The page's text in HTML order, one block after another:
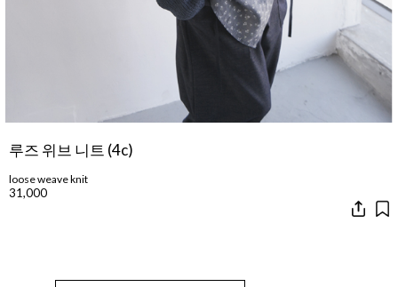
루즈 위브 니트 (4c)
loose weave knit
31,000